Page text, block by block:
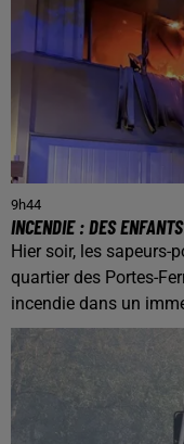
9h44
INCENDIE : DES
Hier soir, les
quartier des Portes-
incendie dans un